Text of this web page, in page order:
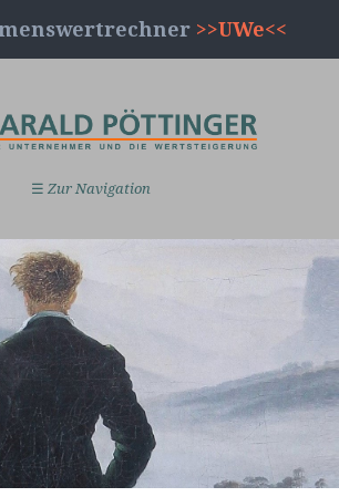
>>UWe<<
☰ Zur Navigation